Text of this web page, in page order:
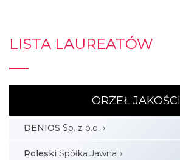
LISTA LAUREATÓW
ORZEŁ JAKOŚCI
DENIOS Sp. z o.o.
Roleski Spółka Jawna